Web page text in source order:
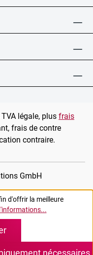
légale, plus frais
frais de contre
contraire.
GmbH
d'offrir la meilleure
nécessaires